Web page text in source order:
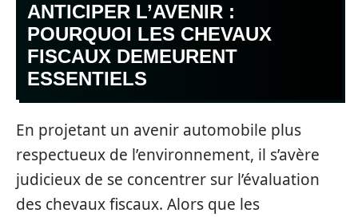
ANTICIPER L’AVENIR :
POURQUOI LES CHEVAUX
FISCAUX DEMEURENT
ESSENTIELS
En projetant un avenir automobile plus
respectueux de l’environnement, il s’avère
judicieux de se concentrer sur l’évaluation
des chevaux fiscaux. Alors que les